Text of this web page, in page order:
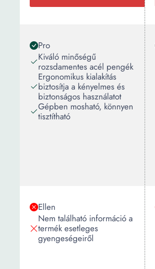
Pro
Kiváló minőségű
rozsdamentes acél pengék
Ergonomikus kialakítás
biztosítja a kényelmes és
biztonságos használatot
Gépben mosható, könnyen
tisztítható
Ellen
Nem található információ a
termék esetleges
gyengeségeiről